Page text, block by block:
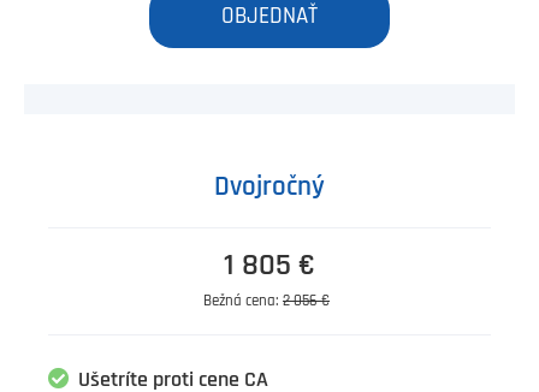
OBJEDNAŤ
Dvojročný
1 805 €
Bežná cena: 2 056 €
Ušetríte proti cene CA